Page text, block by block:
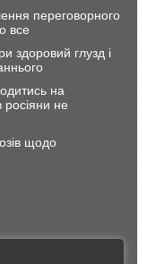
переговорного
все
здоровий глузд і
на
росіяни не
щодо